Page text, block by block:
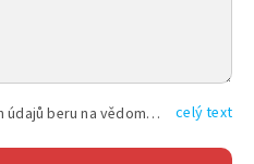
Vyplněním shora uvedených údajů beru na vědomí, že společnost TEXT FACTORY s.r.o., sídlem Brno, Durďákova 336/29, Černá Pole, PSČ: 613 00, IČ: 06157831, zapsané u Krajského soudu v Brně, oddíl C, vložka 100399, bude zpracovávat mé osobní údaje uvedené v rámci mnou vyplněného registračního formuláře na základě oprávněných zájmů TEXT FACTORY s.r.o. dle čl. 6 odst. 1 písm. f) GDPR a pro splnění právních povinností (čl. 6 odst. 1 písm. c) GDPR), a to pro tyto účely: nezbytnost zajistit oprávnění návštěvníka webových stránek provozovaných společností TEXT FACTORY s.r.o. přispívat aktivně ke zveřejněným článkům nebo v rámci diskusních fór a výkon práv TEXT FACTORY s.r.o. jako administrátora těchto diskusních fór. Více informací o zpracování osobních údajů a právech lze nalézt v celý text